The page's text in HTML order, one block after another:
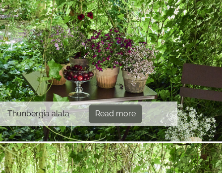
Thunbergia alata Read more